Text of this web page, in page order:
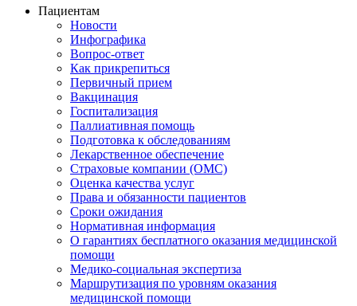
Пациентам
Новости
Инфографика
Вопрос-ответ
Как прикрепиться
Первичный прием
Вакцинация
Госпитализация
Паллиативная помощь
Подготовка к обследованиям
Лекарственное обеспечение
Страховые компании (ОМС)
Оценка качества услуг
Права и обязанности пациентов
Сроки ожидания
Нормативная информация
О гарантиях бесплатного оказания медицинской
помощи
Медико-социальная экспертиза
Маршрутизация по уровням оказания
медицинской помощи